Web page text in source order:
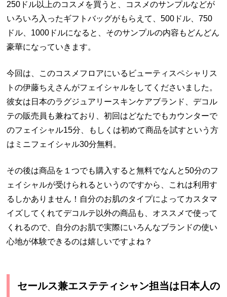
250ドル以上のコスメを買うと、コスメのサンプルなどが
いろいろ入ったギフトバッグがもらえて、500ドル、750
ドル、1000ドルになると、そのサンプルの内容もどんどん
豪華になっていきます。
今回は、このコスメフロアにいるビューティスペシャリス
トの伊藤ちえさんがフェイシャルをしてくださいました。
彼女は日本のラグジュアリースキンケアブランド、デコル
テの販売員も兼ねており、初回はどなたでもカウンターで
のフェイシャル15分、もしくは初めて商品を試すという方
はミニフェイシャル30分無料。
その後は商品を１つでも購入すると無料でなんと50分のフ
ェイシャルが受けられるというのですから、これは利用す
るしかありません！自分のお肌のタイプによってカスタマ
イズしてくれてデコルテ以外の商品も、オススメで使って
くれるので、自分のお肌で実際にいろんなブランドの使い
心地が体験できるのは嬉しいですよね？
セールス兼エステティシャン担当は日本人の